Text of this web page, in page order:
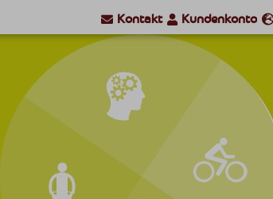
Kontakt Kundenkonto